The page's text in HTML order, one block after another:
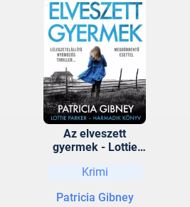
Az elveszett
gyermek - Lottie
Krimi
Patricia Gibney